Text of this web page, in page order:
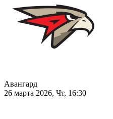
Авангард
26 марта 2026, Чт, 16:30